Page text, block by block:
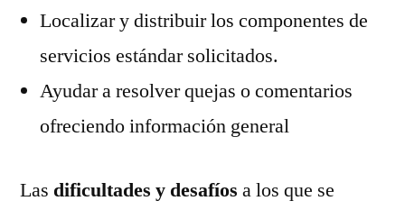
Localizar y distribuir los componentes de
servicios estándar solicitados.
Ayudar a resolver quejas o comentarios
ofreciendo información general
Las dificultades y desafíos a los que se